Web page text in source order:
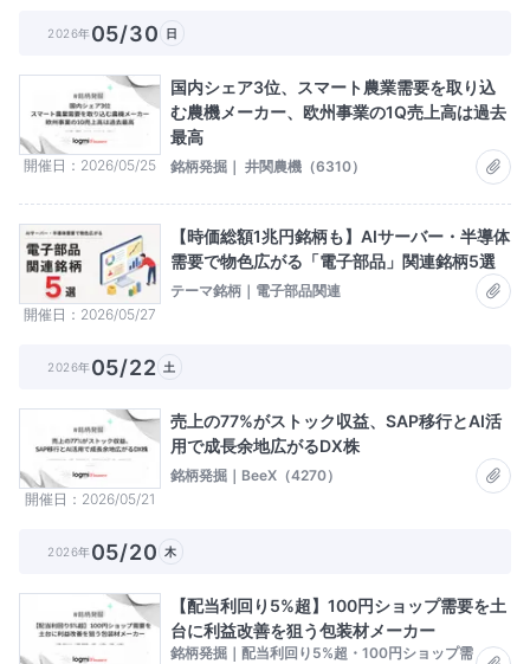
2026年05/30 日
開催日 2026/05/25
国内シェア3位、スマート農業需要を取り込
む農機メーカー、欧州事業の1Q売上高は過去
最高
銘柄発掘｜ 井関農機（6310）
開催日 2026/05/27
【時価総額1兆円銘柄も】AIサーバー・半導体
需要で物色広がる「電子部品」関連銘柄5選
テーマ銘柄｜電子部品関連
2026年05/22 土
開催日 2026/05/21
売上の77%がストック収益、SAP移行とAI活
用で成長余地広がるDX株
銘柄発掘｜BeeX（4270）
2026年05/20 木
【配当利回り5%超】100円ショップ需要を土
台に利益改善を狙う包装材メーカー
銘柄発掘｜配当利回り5%超・100円ショップ需